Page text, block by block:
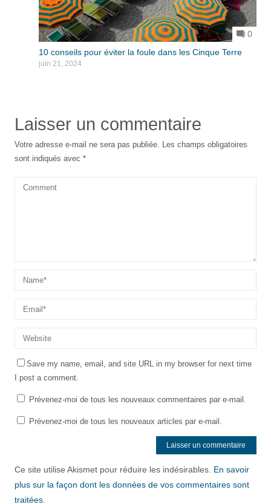
0
10 conseils pour éviter la foule dans les Cinque Terre
juin 21, 2024
Laisser un commentaire
Votre adresse e-mail ne sera pas publiée. Les champs obligatoires
sont indiqués avec*
Save my name, email, and site URL in my browser for next time
I post a comment.
Prévenez-moi de tous les nouveaux commentaires par e-mail.
Prévenez-moi de tous les nouveaux articles par e-mail.
Ce site utilise Akismet pour réduire les indésirables. En savoir
plus sur la façon dont les données de vos commentaires sont
traitées